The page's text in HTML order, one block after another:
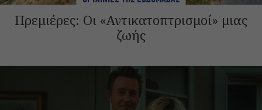
Πρεμιέρες: Οι «Αντικατοπτρισμοί» μιας
ζωής